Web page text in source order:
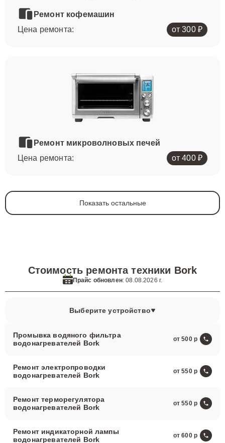
Ремонт кофемашин
Цена ремонта:
от 300 ₽
Ремонт микроволновых печей
Цена ремонта:
от 400 ₽
Показать остальные
Стоимость ремонта техники Bork
Прайс обновлен: 08.08.2026 г.
Выберите устройство
Промывка водяного фильтра
водонагревателей Bork
от 500
Ремонт электропроводки
водонагревателей Bork
от 550
Ремонт терморегулятора
водонагревателей Bork
от 550
Ремонт индикаторной лампы
водонагревателей Bork
от 600